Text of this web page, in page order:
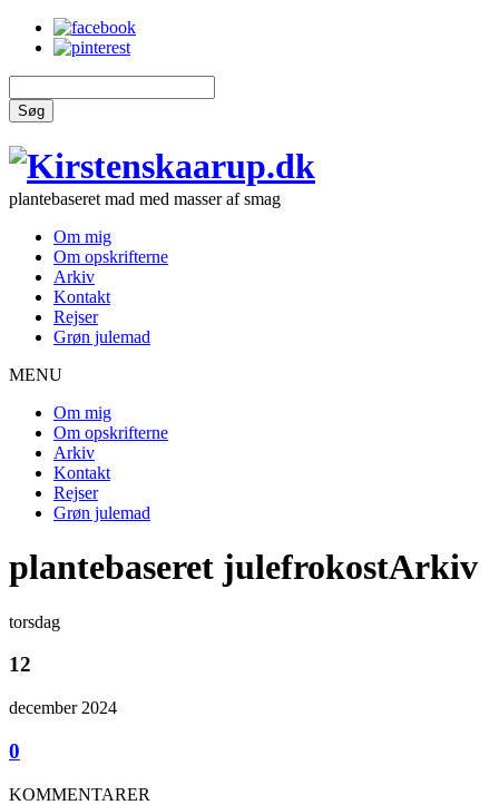
Søg
plantebaseret mad med masser af smag
Om mig
Om opskrifterne
Arkiv
Kontakt
Rejser
Grøn julemad
MENU
Om mig
Om opskrifterne
Arkiv
Kontakt
Rejser
Grøn julemad
plantebaseret julefrokostArkiv
torsdag
12
december 2024
0
KOMMENTARER